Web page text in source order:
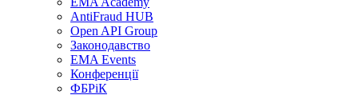
AntiFraud HUB
Open API Group
Законодавство
EMA Events
Конференції
ФБРіК